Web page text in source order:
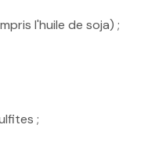
l'huile de soja) ;
;